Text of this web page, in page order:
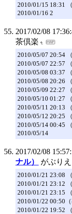
2010/01/15 18:31 （
2010/01/16 2
2017/02/08
茶倶楽
2010/05/07 20:54 （
2010/05/07 22:57 （
2010/05/08 03:37 （
2010/05/08 20:26 （
2010/05/09 22:27 （
2010/05/10 01:27 （
2010/05/11 20:13 （
2010/05/12 20:25 （
2010/05/14 00:45 （
2010/05/14
2017/02/08
ナル）
がぶり
2010/01/21 23:08 （
2010/01/21 23:12 （
2010/01/21 23:15 （
2010/01/22 00:50（
2010/01/22 19:52 （